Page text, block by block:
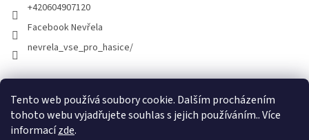
Tento web používá soubory cookie. Dalším procházením
tohoto webu vyjadřujete souhlas s jejich používáním.. Více
informacízde.
+420604907120
Facebook Nevřela
nevrela_vse_pro_hasice/